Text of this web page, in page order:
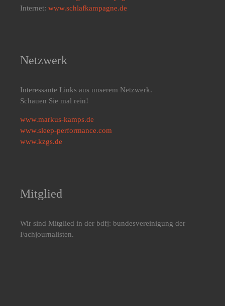
Internet: www.schlafkampagne.de
Netzwerk
Interessante Links aus unserem Netzwerk.
Schauen Sie mal rein!
www.markus-kamps.de
www.sleep-performance.com
www.kzgs.de
Mitglied
Wir sind Mitglied in der bdfj: bundesvereinigung der
Fachjournalisten.